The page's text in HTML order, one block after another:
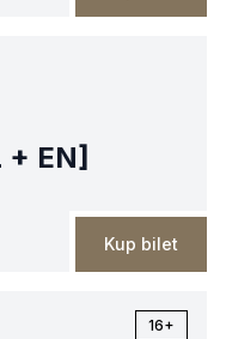
EN]
Kup bilet
16+